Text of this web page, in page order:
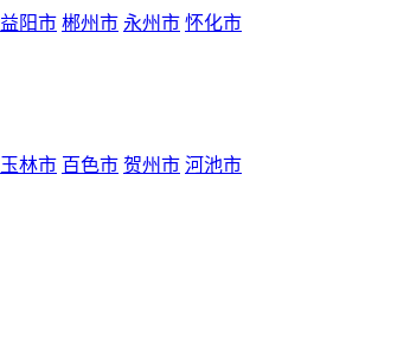
益阳市 郴州市 永州市 怀化市
玉林市 百色市 贺州市 河池市